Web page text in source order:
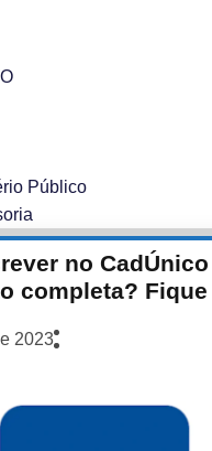
Público
no
completa?
2023